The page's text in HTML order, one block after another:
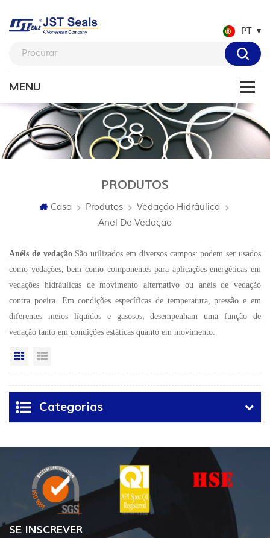
PT
PRODUTOS
Casa Produtos
Vedação Hidráulica
Anel De Vedação
Anéis de vedação São utilizados em diversos campos: podem ser usados
como vedações, bem como componentes para aplicações energéticas em
vedações hidráulicas de movimento alternativo ou anéis de vedação
contra poeira. Em condições específicas de temperatura, pressão e em
diferentes meios líquidos e gasosos, desempenham uma função de
vedação tanto em condições estáticas quanto em movimento.
Vista da grade
Categorias
SE INSCREVER